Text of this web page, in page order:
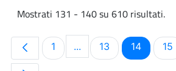
Mostrati 131 - 140 su 610 risultati.
Pagina
1 ...Pagine intermedie
Pagina
13 Pagina
14 15